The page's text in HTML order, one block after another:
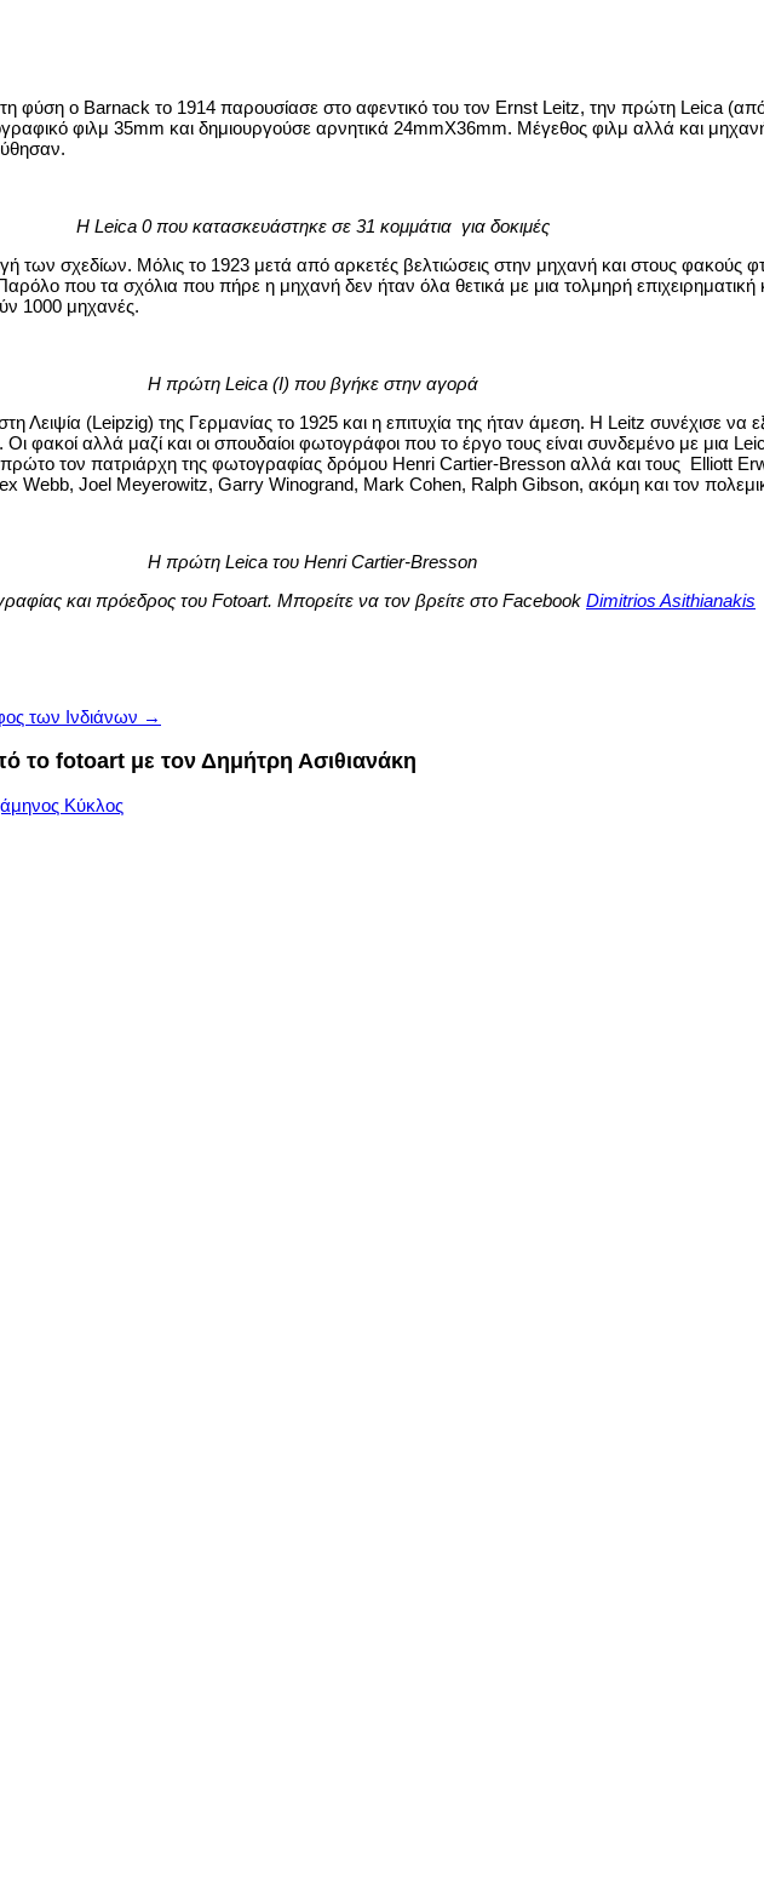
φύση ο Barnack το 1914 παρουσίασε στο αφεντικό του τον Ernst Leitz, την πρώτη Leica
φιλμ 35mm και δημιουργούσε αρνητικά 24mmX36mm. Μέγεθος φιλμ αλλά και
Η Leica 0 που κατασκευάστηκε σε 31 κομμάτια για δοκιμές
σχεδίων. Μόλις το 1923 μετά από αρκετές βελτιώσεις στην μηχανή και στους φακούς
που τα σχόλια που πήρε η μηχανή δεν ήταν όλα θετικά με μια τολμηρή
1000 μηχανές.
Η πρώτη Leica (Ι) που βγήκε στην αγορά
Λειψία (Leipzig) της Γερμανίας το 1925 και η επιτυχία της ήταν άμεση. Η Leitz συνέχισε να
φακοί αλλά μαζί και οι σπουδαίοι φωτογράφοι που το έργο τους είναι συνδεμένο με μια
τον πατριάρχη της φωτογραφίας δρόμου Henri Cartier-Bresson αλλά και τους Elliott
Webb, Joel Meyerowitz, Garry Winogrand, Mark Cohen, Ralph Gibson, ακόμη και τον
Η πρώτη Leica του Henri Cartier-Bresson
και πρόεδρος του Fotoart. Μπορείτε να τον βρείτε στο Facebook Dimitrios Asithianakis
των Ινδιάνων →
fotoart με τον Δημήτρη Ασιθιανάκη